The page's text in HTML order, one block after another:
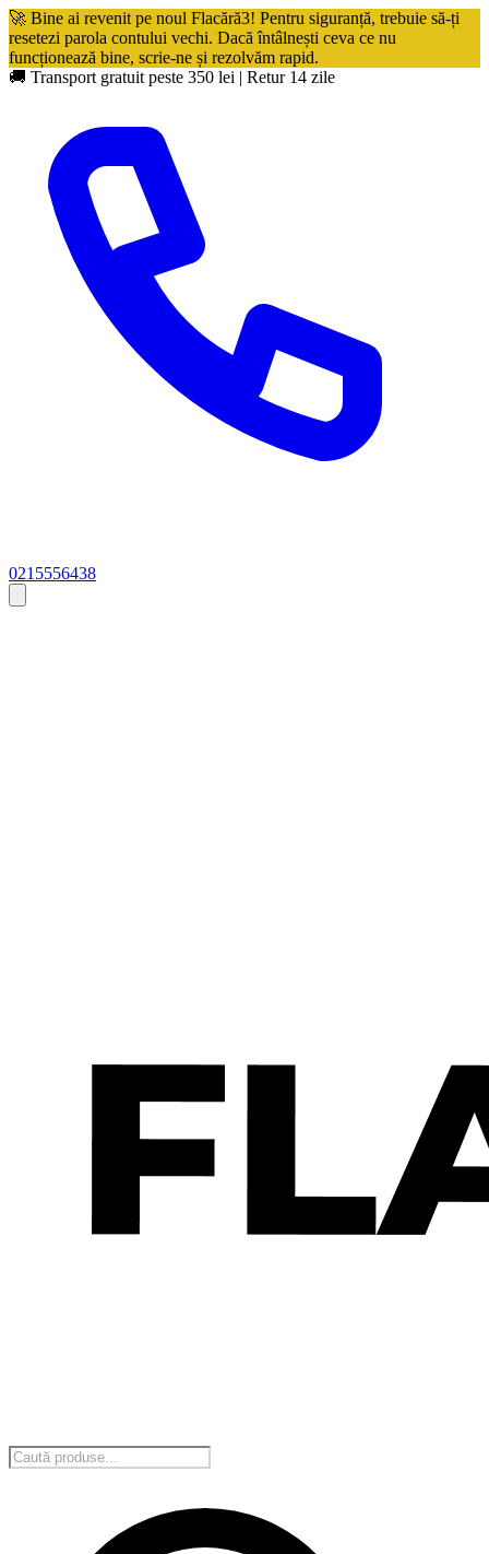
🚀 Bine ai revenit pe noul Flacără3! Pentru siguranță, trebuie să-ți
resetezi parola contului vechi. Dacă întâlnești ceva ce nu
funcționează bine, scrie-ne și rezolvăm rapid.
🚚 Transport gratuit peste 350 lei | Retur 14 zile
0215556438